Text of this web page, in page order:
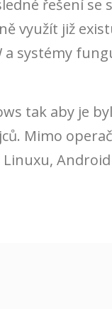
řešení se
využít již
a systémy
tak aby je
Mimo
Android